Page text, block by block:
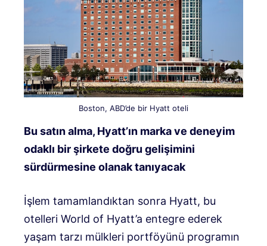
Boston, ABD’de bir Hyatt oteli
Bu satın alma, Hyatt’ın marka ve deneyim
odaklı bir şirkete doğru gelişimini
sürdürmesine olanak tanıyacak
İşlem tamamlandıktan sonra Hyatt, bu
otelleri World of Hyatt’a entegre ederek
yaşam tarzı mülkleri portföyünü programın